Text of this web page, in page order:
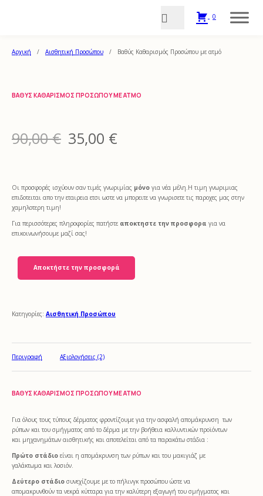
0
Αρχική / Αισθητική Προσώπου / Βαθύς Καθαρισμός Προσώπου με ατμό
ΒΑΘΎΣ ΚΑΘΑΡΙΣΜΌΣ ΠΡΟΣΏΠΟΥ ΜΕ ΑΤΜΌ
90,00€ Original price was: 90,00 €.
35,00 €Η τρέχουσα τιμή
Οι προσφορές ισχύουν σαν τιμές γνωριμίας μόνο για νέα μέλη.Η τιμη γνωριμιας
επιδοτειται απο την εταιρεια ετσι ωστε να μπορειτε να γνωρισετε τις παροχες μας στην
χαμηλοτερη τιμη!
Για περισσότερες πληροφορίες πατήστε αποκτηστε την προσφορα για να
επικοινωνήσουμε μαζί σας!
Αποκτήστε την προσφορά
Κατηγορίες: Αισθητική Προσώπου
Περιγραφή Αξιολογήσεις (2)
ΒΑΘΎΣ ΚΑΘΑΡΙΣΜΌΣ ΠΡΟΣΏΠΟΥ ΜΕ ΑΤΜΌ
Για όλους τους τύπους δέρματος φροντίζουμε για την ασφαλή απομάκρυνση των
ρύπων και του σμήγματος από το δέρμα με την βοήθεια καλλυντικών προϊόντων
και μηχανημάτων αισθητικής και αποτελείται από τα παρακάτω στάδια :
Πρώτο στάδιο είναι η απομάκρυνση των ρύπων και του μακιγιάζ με
γαλάκτωμα και λοσιόν.
Δεύτερο στάδιο συνεχίζουμε με το πήλινγκ προσώπου ώστε να
απομακρυνθούν τα νεκρά κύτταρα για την καλύτερη εξαγωγή του σμήγματος και